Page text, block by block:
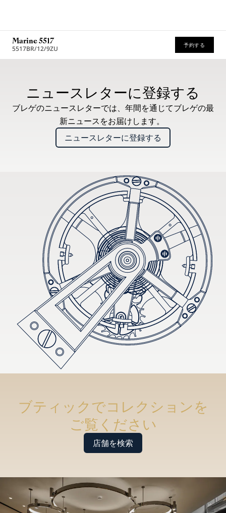
Marine 5517
5517BR/12/9ZU 予約する
ニュースレターに登録する
ブレゲのニュースレターでは、年間を通じてブレゲの最
新ニュースをお届けします。
ニュースレターに登録する
ブティックでコレクションを
ご覧ください
店舗を検索